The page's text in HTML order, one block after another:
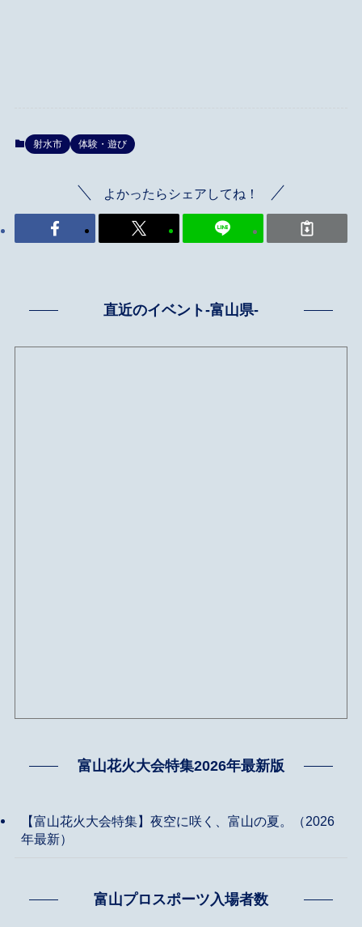
射水市 体験・遊び
よかったらシェアしてね！
直近のイベント-富山県-
富山花火大会特集2026年最新版
【富山花火大会特集】夜空に咲く、富山の夏。（2026
年最新）
富山プロスポーツ入場者数